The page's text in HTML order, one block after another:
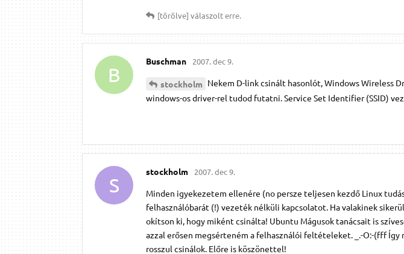
[törölve] válaszolt erre.
B
Buschman 2007. dec 9.
stockholm Nekem D-link csinált hasonlót, Windows Wireless
windows-os driver-rel tudod futatni. Service Set Identifier (SSID)
S
stockholm 2007. dec 9.
Minden igyekezetem ellenére (no persze teljesen kezdő Linux
felhasználóbarát (!) vezeték nélküli kapcsolatot. Ha valakinek
okítson ki, hogy miként csinálta! Ubuntu Mágusok tanácsait is
azzal erősen megsérteném a felhasználói feltételeket. _.-O:-(fff Így
rosszul csinálok. Előre is köszönettel!